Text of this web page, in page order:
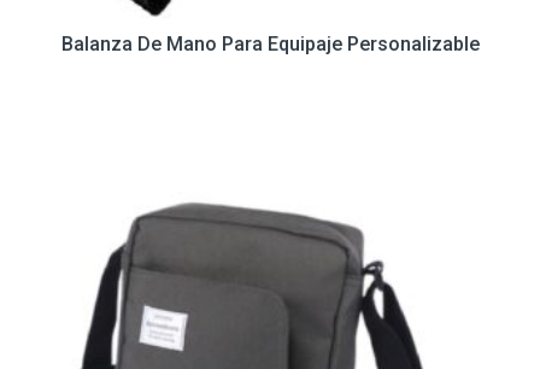
Balanza De Mano Para Equipaje Personalizable